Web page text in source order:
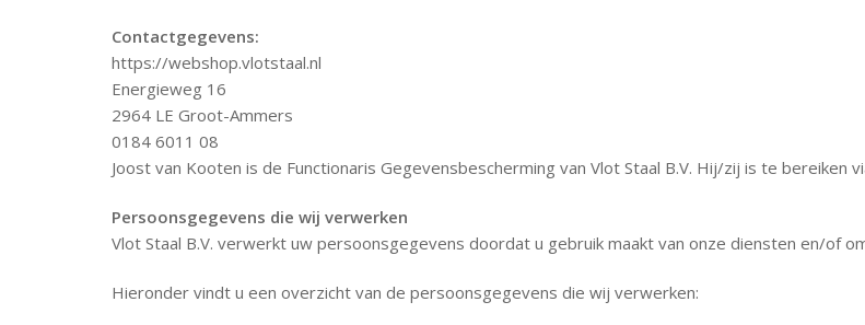
Contactgegevens:
https://webshop.vlotstaal.nl
Energieweg 16
2964 LE Groot-Ammers
0184 6011 08
Joost van Kooten is de Functionaris Gegevensbescherming van Vlot Staal B.V. Hij/zij is te bereiken
Persoonsgegevens die wij verwerken
Vlot Staal B.V. verwerkt uw persoonsgegevens doordat u gebruik maakt van onze diensten en/of
Hieronder vindt u een overzicht van de persoonsgegevens die wij verwerken: